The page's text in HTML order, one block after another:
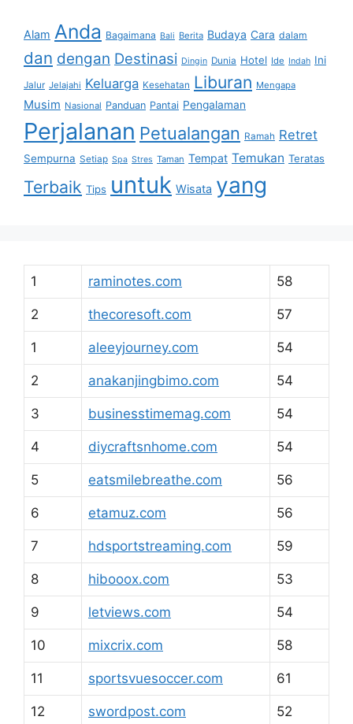
Alam Anda Bagaimana Bali Berita Budaya Cara dalam
dan dengan Destinasi Dingin Dunia Hotel Ide Indah Ini
Jalur Jelajahi Keluarga Kesehatan Liburan Mengapa
Musim Nasional Panduan Pantai Pengalaman
Perjalanan Petualangan Ramah Retret
Sempurna Setiap Spa Stres Taman Tempat Temukan Teratas
Terbaik Tips untuk Wisata yang
1 raminotes.com 58
2 thecoresoft.com 57
1 aleeyjourney.com 54
2 anakanjingbimo.com 54
3 businesstimemag.com 54
4 diycraftsnhome.com 54
5 eatsmilebreathe.com 56
6 etamuz.com 56
7 hdsportstreaming.com 59
8 hibooox.com 53
9 letviews.com 54
10 mixcrix.com 58
11 sportsvuesoccer.com 61
12 swordpost.com 52